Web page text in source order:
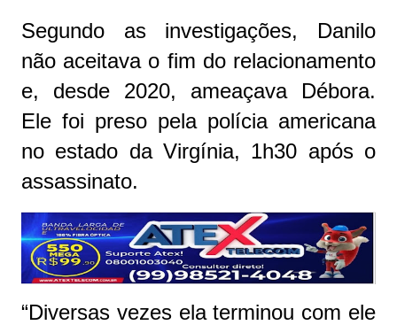
Segundo as investigações, Danilo
não aceitava o fim do relacionamento
e, desde 2020, ameaçava Débora.
Ele foi preso pela polícia americana
no estado da Virgínia, 1h30 após o
assassinato.
“Diversas vezes ela terminou com ele